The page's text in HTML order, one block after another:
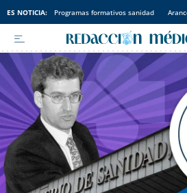
ES NOTICIA: Programas formativos sanidad